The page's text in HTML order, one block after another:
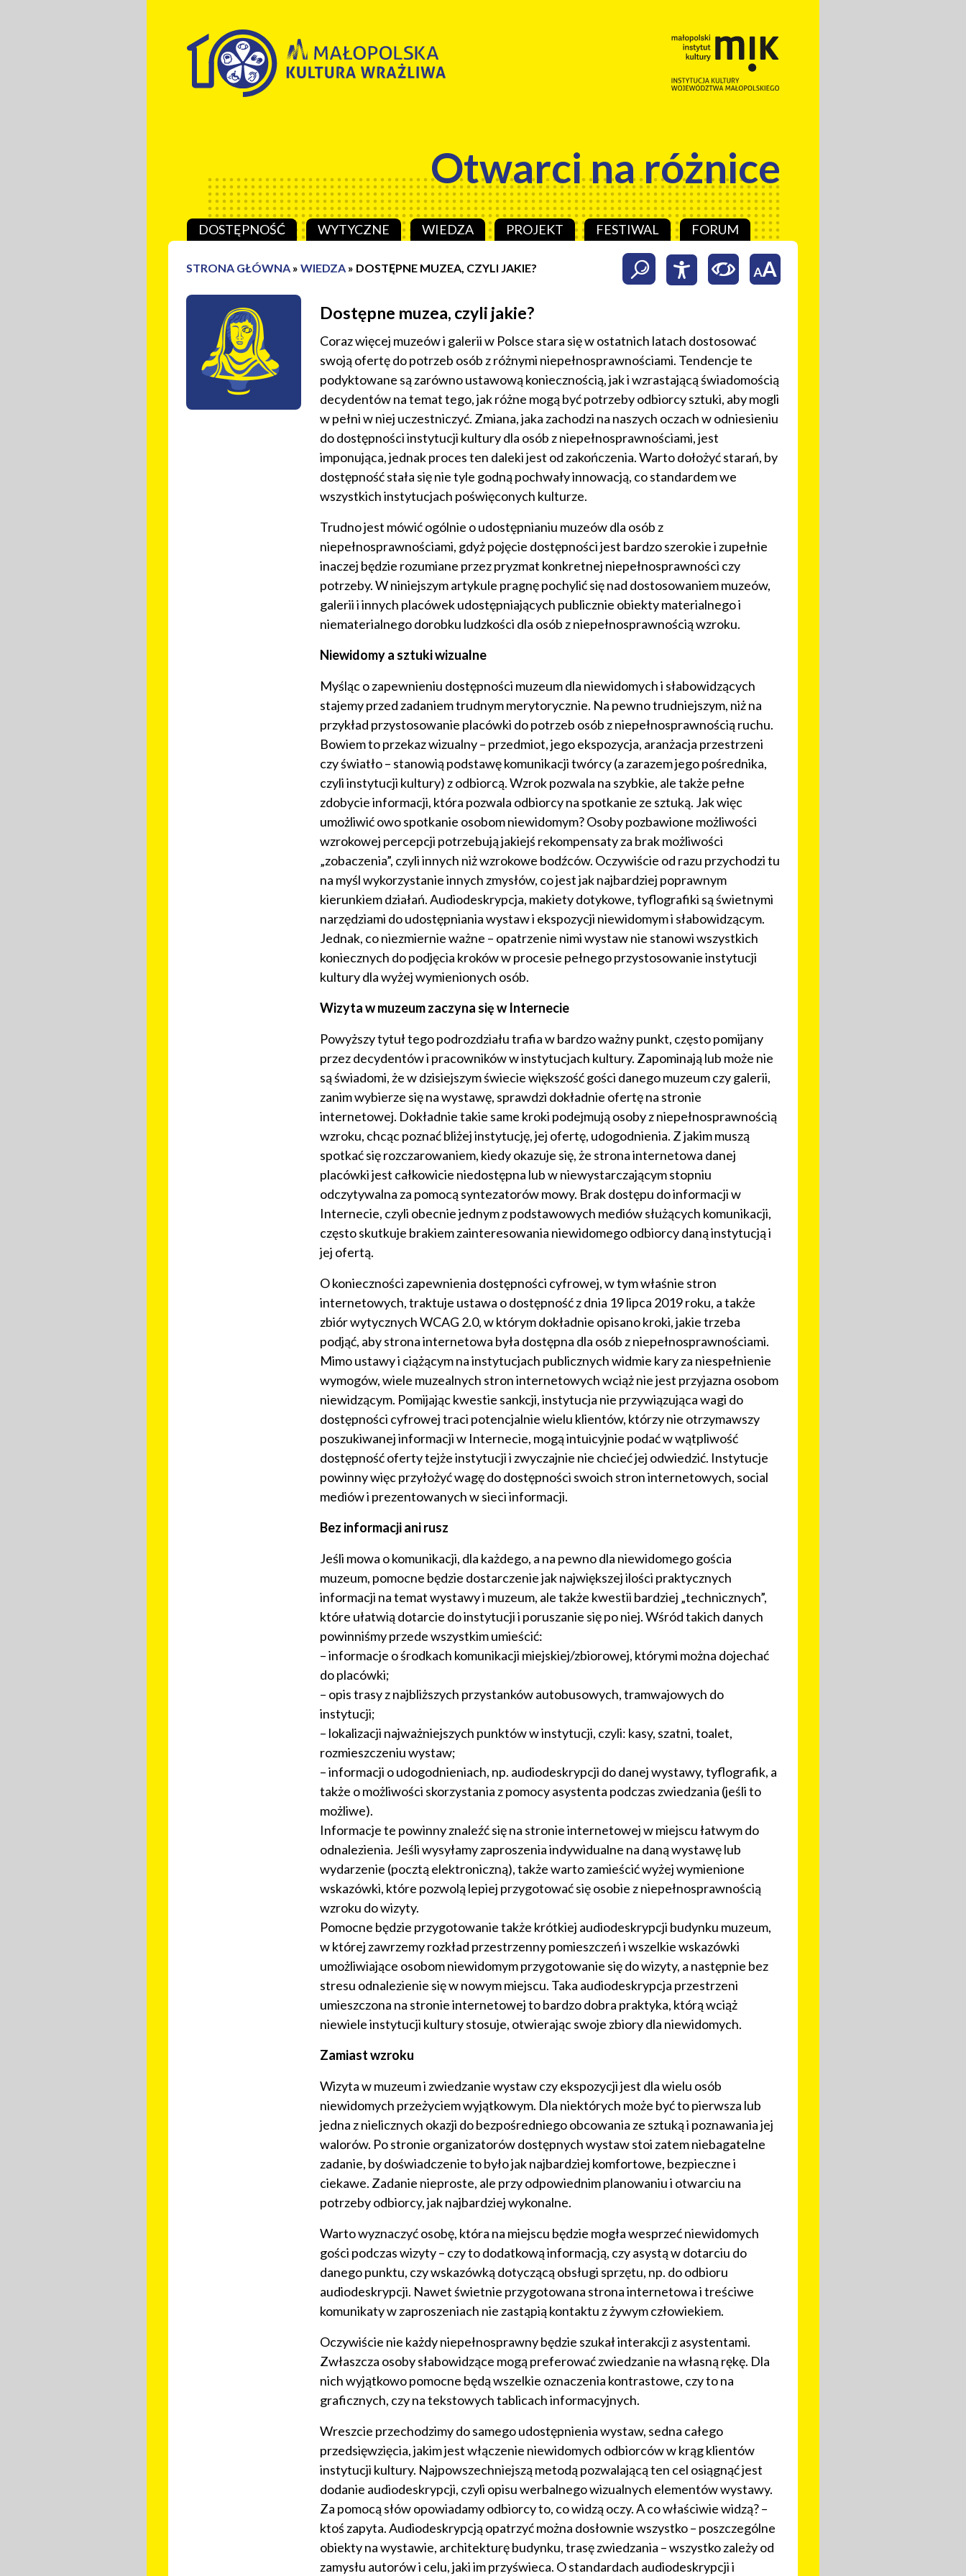
Otwarci na różnice
DOSTĘPNOŚĆ WYTYCZNE WIEDZA PROJEKT FESTIWAL FORUM
STRONA GŁÓWNA » WIEDZA » DOSTĘPNE MUZEA, CZYLI JAKIE?
Dostępne muzea, czyli jakie?
Coraz więcej muzeów i galerii w Polsce stara się w ostatnich latach dostosować
swoją ofertę do potrzeb osób z różnymi niepełnosprawnościami. Tendencje te
podyktowane są zarówno ustawową koniecznością, jak i wzrastającą świadomością
decydentów na temat tego, jak różne mogą być potrzeby odbiorcy sztuki, aby mogli
w pełni w niej uczestniczyć. Zmiana, jaka zachodzi na naszych oczach w odniesieniu
do dostępności instytucji kultury dla osób z niepełnosprawnościami, jest
imponująca, jednak proces ten daleki jest od zakończenia. Warto dołożyć starań, by
dostępność stała się nie tyle godną pochwały innowacją, co standardem we
wszystkich instytucjach poświęconych kulturze.
Trudno jest mówić ogólnie o udostępnianiu muzeów dla osób z
niepełnosprawnościami, gdyż pojęcie dostępności jest bardzo szerokie i zupełnie
inaczej będzie rozumiane przez pryzmat konkretnej niepełnosprawności czy
potrzeby. W niniejszym artykule pragnę pochylić się nad dostosowaniem muzeów,
galerii i innych placówek udostępniających publicznie obiekty materialnego i
niematerialnego dorobku ludzkości dla osób z niepełnosprawnością wzroku.
Niewidomy a sztuki wizualne
Myśląc o zapewnieniu dostępności muzeum dla niewidomych i słabowidzących
stajemy przed zadaniem trudnym merytorycznie. Na pewno trudniejszym, niż na
przykład przystosowanie placówki do potrzeb osób z niepełnosprawnością ruchu.
Bowiem to przekaz wizualny – przedmiot, jego ekspozycja, aranżacja przestrzeni
czy światło – stanowią podstawę komunikacji twórcy (a zarazem jego pośrednika,
czyli instytucji kultury) z odbiorcą. Wzrok pozwala na szybkie, ale także pełne
zdobycie informacji, która pozwala odbiorcy na spotkanie ze sztuką. Jak więc
umożliwić owo spotkanie osobom niewidomym? Osoby pozbawione możliwości
wzrokowej percepcji potrzebują jakiejś rekompensaty za brak możliwości
„zobaczenia”, czyli innych niż wzrokowe bodźców. Oczywiście od razu przychodzi tu
na myśl wykorzystanie innych zmysłów, co jest jak najbardziej poprawnym
kierunkiem działań. Audiodeskrypcja, makiety dotykowe, tyflografiki są świetnymi
narzędziami do udostępniania wystaw i ekspozycji niewidomym i słabowidzącym.
Jednak, co niezmiernie ważne – opatrzenie nimi wystaw nie stanowi wszystkich
koniecznych do podjęcia kroków w procesie pełnego przystosowanie instytucji
kultury dla wyżej wymienionych osób.
Wizyta w muzeum zaczyna się w Internecie
Powyższy tytuł tego podrozdziału trafia w bardzo ważny punkt, często pomijany
przez decydentów i pracowników w instytucjach kultury. Zapominają lub może nie
są świadomi, że w dzisiejszym świecie większość gości danego muzeum czy galerii,
zanim wybierze się na wystawę, sprawdzi dokładnie ofertę na stronie
internetowej. Dokładnie takie same kroki podejmują osoby z niepełnosprawnością
wzroku, chcąc poznać bliżej instytucję, jej ofertę, udogodnienia. Z jakim muszą
spotkać się rozczarowaniem, kiedy okazuje się, że strona internetowa danej
placówki jest całkowicie niedostępna lub w niewystarczającym stopniu
odczytywalna za pomocą syntezatorów mowy. Brak dostępu do informacji w
Internecie, czyli obecnie jednym z podstawowych mediów służących komunikacji,
często skutkuje brakiem zainteresowania niewidomego odbiorcy daną instytucją i
jej ofertą.
O konieczności zapewnienia dostępności cyfrowej, w tym właśnie stron
internetowych, traktuje ustawa o dostępność z dnia 19 lipca 2019 roku, a także
zbiór wytycznych WCAG 2.0, w którym dokładnie opisano kroki, jakie trzeba
podjąć, aby strona internetowa była dostępna dla osób z niepełnosprawnościami.
Mimo ustawy i ciążącym na instytucjach publicznych widmie kary za niespełnienie
wymogów, wiele muzealnych stron internetowych wciąż nie jest przyjazna osobom
niewidzącym. Pomijając kwestie sankcji, instytucja nie przywiązująca wagi do
dostępności cyfrowej traci potencjalnie wielu klientów, którzy nie otrzymawszy
poszukiwanej informacji w Internecie, mogą intuicyjnie podać w wątpliwość
dostępność oferty tejże instytucji i zwyczajnie nie chcieć jej odwiedzić. Instytucje
powinny więc przyłożyć wagę do dostępności swoich stron internetowych, social
mediów i prezentowanych w sieci informacji.
Bez informacji ani rusz
Jeśli mowa o komunikacji, dla każdego, a na pewno dla niewidomego gościa
muzeum, pomocne będzie dostarczenie jak największej ilości praktycznych
informacji na temat wystawy i muzeum, ale także kwestii bardziej „technicznych”,
które ułatwią dotarcie do instytucji i poruszanie się po niej. Wśród takich danych
powinniśmy przede wszystkim umieścić:
– informacje o środkach komunikacji miejskiej/zbiorowej, którymi można dojechać
do placówki;
– opis trasy z najbliższych przystanków autobusowych, tramwajowych do
instytucji;
– lokalizacji najważniejszych punktów w instytucji, czyli: kasy, szatni, toalet,
rozmieszczeniu wystaw;
– informacji o udogodnieniach, np. audiodeskrypcji do danej wystawy, tyflografik, a
także o możliwości skorzystania z pomocy asystenta podczas zwiedzania (jeśli to
możliwe).
Informacje te powinny znaleźć się na stronie internetowej w miejscu łatwym do
odnalezienia. Jeśli wysyłamy zaproszenia indywidualne na daną wystawę lub
wydarzenie (pocztą elektroniczną), także warto zamieścić wyżej wymienione
wskazówki, które pozwolą lepiej przygotować się osobie z niepełnosprawnością
wzroku do wizyty.
Pomocne będzie przygotowanie także krótkiej audiodeskrypcji budynku muzeum,
w której zawrzemy rozkład przestrzenny pomieszczeń i wszelkie wskazówki
umożliwiające osobom niewidomym przygotowanie się do wizyty, a następnie bez
stresu odnalezienie się w nowym miejscu. Taka audiodeskrypcja przestrzeni
umieszczona na stronie internetowej to bardzo dobra praktyka, którą wciąż
niewiele instytucji kultury stosuje, otwierając swoje zbiory dla niewidomych.
Zamiast wzroku
Wizyta w muzeum i zwiedzanie wystaw czy ekspozycji jest dla wielu osób
niewidomych przeżyciem wyjątkowym. Dla niektórych może być to pierwsza lub
jedna z nielicznych okazji do bezpośredniego obcowania ze sztuką i poznawania jej
walorów. Po stronie organizatorów dostępnych wystaw stoi zatem niebagatelne
zadanie, by doświadczenie to było jak najbardziej komfortowe, bezpieczne i
ciekawe. Zadanie nieproste, ale przy odpowiednim planowaniu i otwarciu na
potrzeby odbiorcy, jak najbardziej wykonalne.
Warto wyznaczyć osobę, która na miejscu będzie mogła wesprzeć niewidomych
gości podczas wizyty – czy to dodatkową informacją, czy asystą w dotarciu do
danego punktu, czy wskazówką dotyczącą obsługi sprzętu, np. do odbioru
audiodeskrypcji. Nawet świetnie przygotowana strona internetowa i treściwe
komunikaty w zaproszeniach nie zastąpią kontaktu z żywym człowiekiem.
Oczywiście nie każdy niepełnosprawny będzie szukał interakcji z asystentami.
Zwłaszcza osoby słabowidzące mogą preferować zwiedzanie na własną rękę. Dla
nich wyjątkowo pomocne będą wszelkie oznaczenia kontrastowe, czy to na
graficznych, czy na tekstowych tablicach informacyjnych.
Wreszcie przechodzimy do samego udostępnienia wystaw, sedna całego
przedsięwzięcia, jakim jest włączenie niewidomych odbiorców w krąg klientów
instytucji kultury. Najpowszechniejszą metodą pozwalającą ten cel osiągnąć jest
dodanie audiodeskrypcji, czyli opisu werbalnego wizualnych elementów wystawy.
Za pomocą słów opowiadamy odbiorcy to, co widzą oczy. A co właściwie widzą? –
ktoś zapyta. Audiodeskrypcją opatrzyć można dosłownie wszystko – poszczególne
obiekty na wystawie, architekturę budynku, trasę zwiedzania – wszystko zależy od
zamysłu autorów i celu, jaki im przyświeca. O standardach audiodeskrypcji i